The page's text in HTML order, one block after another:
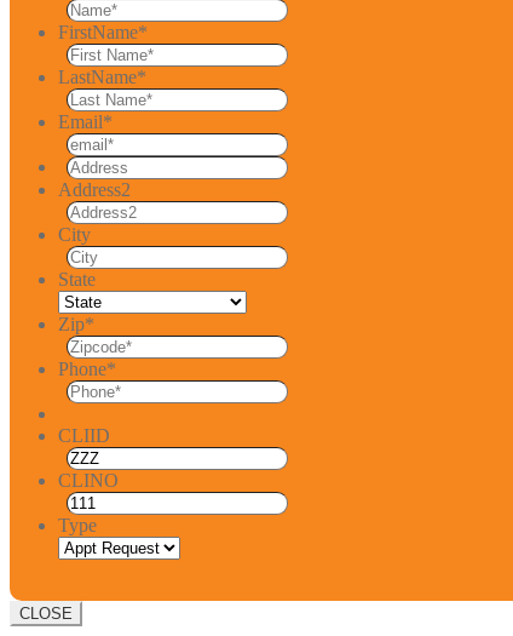
FirstName*
LastName*
Email*
Address2
City
State
Zip*
Phone*
CLIID
CLINO
Type
CLOSE